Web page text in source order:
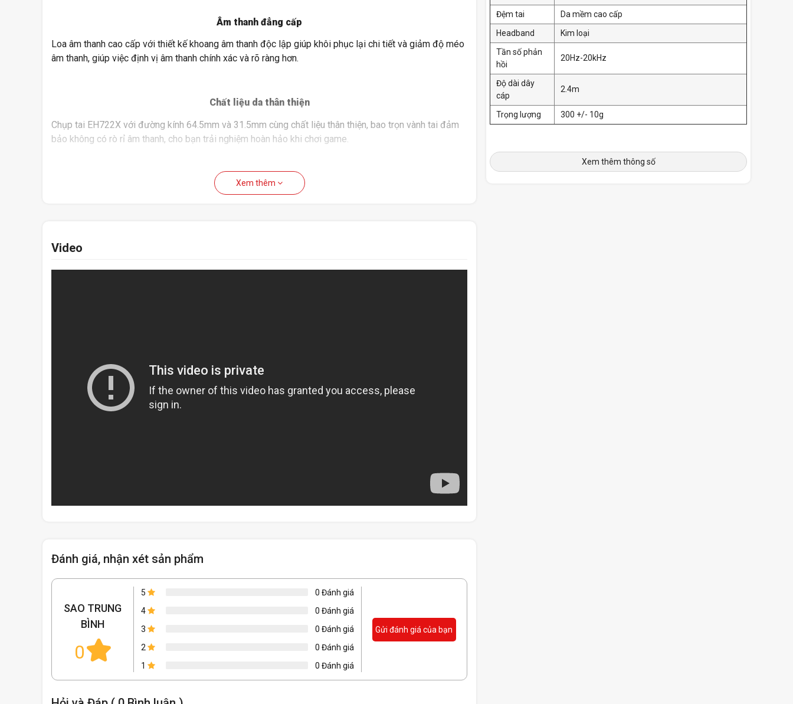
Âm thanh đẳng cấp
Loa âm thanh cao cấp với thiết kế khoang âm thanh độc lập giúp khôi phục lại chi tiết và giảm độ méo
âm thanh, giúp việc định vị âm thanh chính xác và rõ ràng hơn.
Chất liệu da thân thiện
Chụp tai EH722X với đường kính 64.5mm và 31.5mm cùng chất liệu thân thiện, bao trọn vành tai đảm
bảo không có rò rỉ âm thanh, cho bạn trải nghiệm hoàn hảo khi chơi game.
Microphone độ nhạy cao
Xem thêm
Video
Đánh giá, nhận xét sản phẩm
SAO TRUNG
BÌNH
0
5
0 Đánh giá
4
0 Đánh giá
3
0 Đánh giá
2
0 Đánh giá
1
0 Đánh giá
Gửi đánh giá của bạn
Đệm tai
Da mềm cao cấp
Headband
Kim loại
Tần số phản
hồi
20Hz-20kHz
Độ dài dây
cáp
2.4m
Trọng lượng 300 +/- 10g
Xem thêm thông số